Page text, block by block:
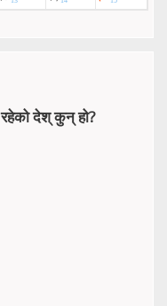
देश् कुन् हो?